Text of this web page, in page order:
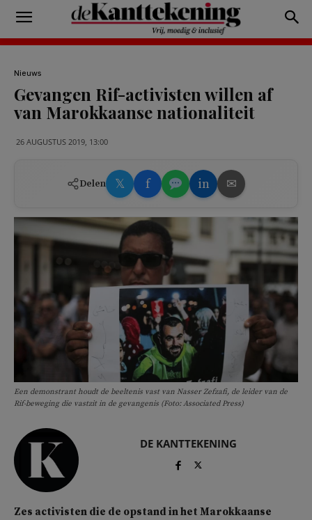
Nieuws
Gevangen Rif-activisten willen af
van Marokkaanse nationaliteit
26 AUGUSTUS 2019, 13:00
Delen 𝕏 f in ✉
Een demonstrant houdt de beeltenis vast van Nasser Zefzafi, de leider van de
Rif-beweging die vastzit in de gevangenis (Foto: Associated Press)
DE KANTTEKENING
Zes activisten die de opstand in het Marokkaanse